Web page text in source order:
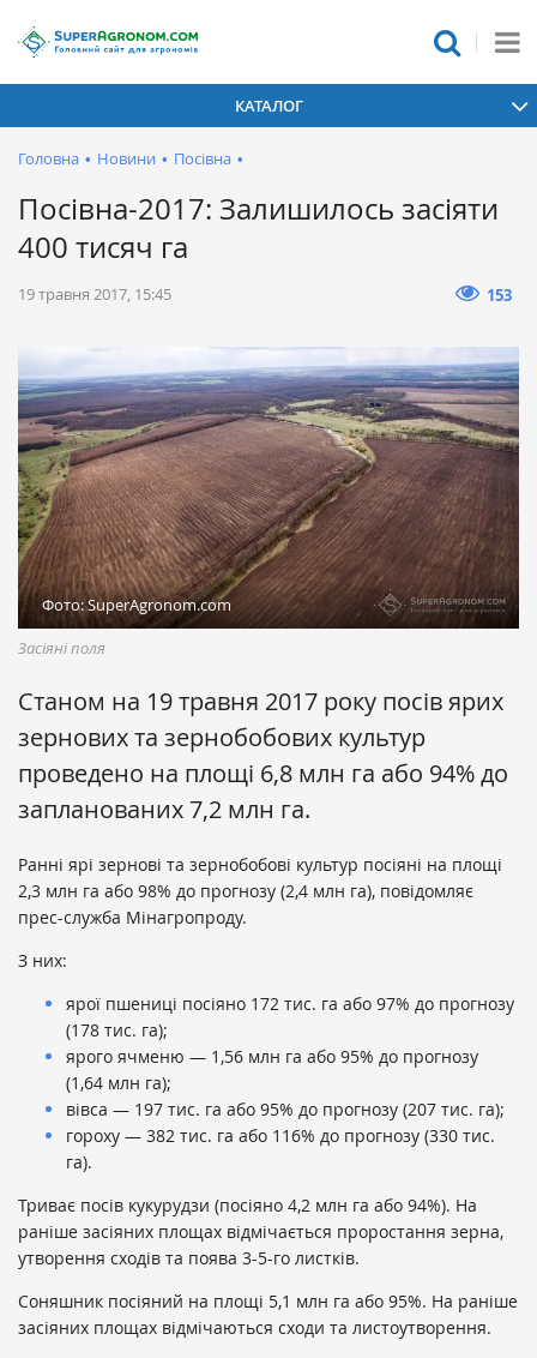
КАТАЛОГ
Головна • Новини • Посівна •
Посівна-2017: Залишилось засіяти
400 тисяч га
19 травня 2017, 15:45 153
Фото: SuperAgronom.com
Засіяні поля
Станом на 19 травня 2017 року посів ярих
зернових та зернобобових культур
проведено на площі 6,8 млн га або 94% до
запланованих 7,2 млн га.
Ранні ярі зернові та зернобобові культур посіяні на площі
2,3 млн га або 98% до прогнозу (2,4 млн га), повідомляє
прес-служба Мінагропроду.
З них:
ярої пшениці посіяно 172 тис. га або 97% до прогнозу
(178 тис. га);
ярого ячменю — 1,56 млн га або 95% до прогнозу
(1,64 млн га);
вівса — 197 тис. га або 95% до прогнозу (207 тис. га);
гороху — 382 тис. га або 116% до прогнозу (330 тис.
га).
Триває посів кукурудзи (посіяно 4,2 млн га або 94%). На
раніше засіяних площах відмічається проростання зерна,
утворення сходів та поява 3-5-го листків.
Соняшник посіяний на площі 5,1 млн га або 95%. На раніше
засіяних площах відмічаються сходи та листоутворення.